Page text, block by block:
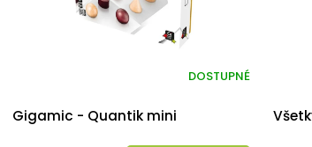
Gigamic - Quantik mini
DOSTUPNÉ